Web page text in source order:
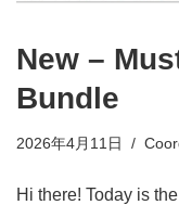
New –
Bundle
2026年4月11日
Hi there! Today is